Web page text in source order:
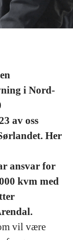
i Nord-
av oss
Her
ansvar for
kvm med
vil være